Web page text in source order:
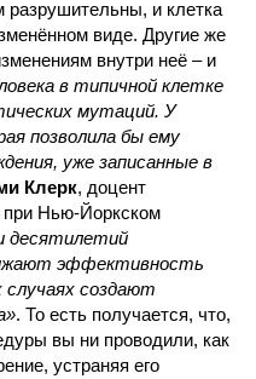
и клетка
виде. Другие же
внутри неё – и
в типичной клетке
мутаций. У
позволила бы ему
уже записанные в
Клерк, доцент
Нью-Йоркском
десятилетий
эффективность
создают
. То есть получается, что,
вы ни проводили, как
устраняя его